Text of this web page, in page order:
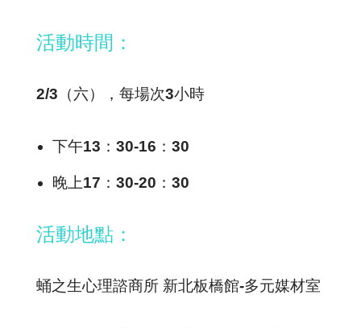
活動時間：
2/3（六），每場次3小時
下午13：30-16：30
晚上17：30-20：30
活動地點：
蛹之生心理諮商所 新北板橋館-多元媒材室